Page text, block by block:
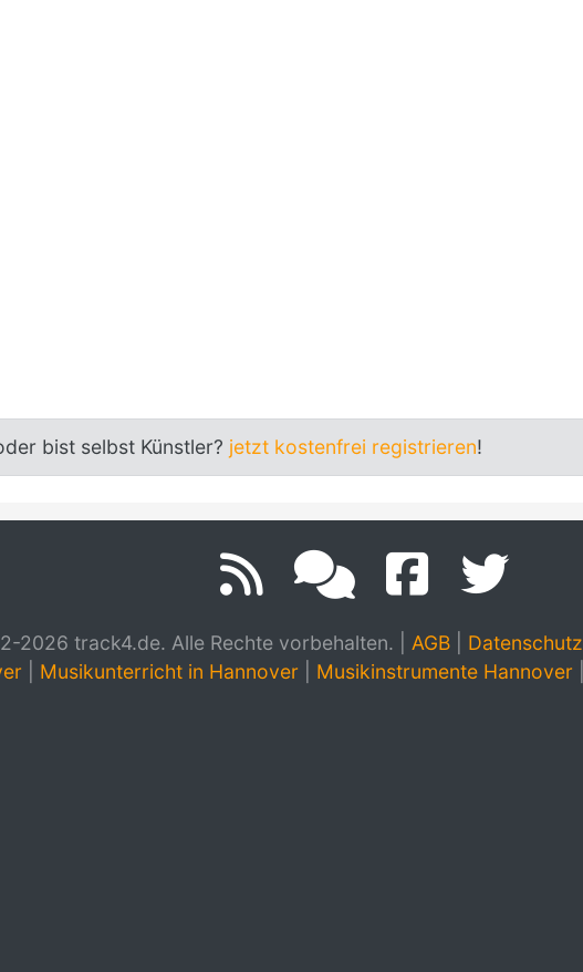
bist selbst Künstler? jetzt kostenfrei registrieren!
2026 track4.de. Alle Rechte vorbehalten. AGB| Datenschutz
Musikunterricht in Hannover Musikinstrumente Hannover